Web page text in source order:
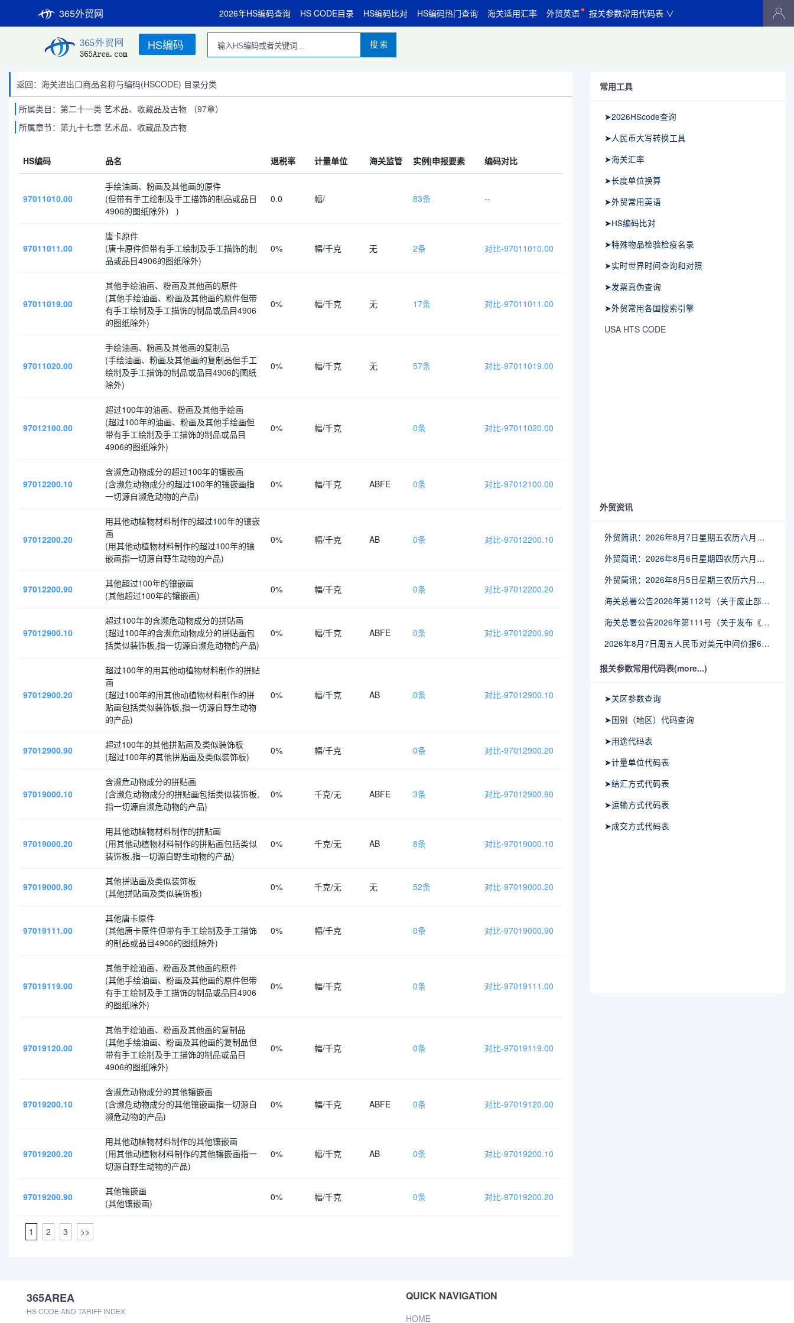
365外贸网 2026年HS编码查询 HS CODE目录 HS编码比对 HS编码热门查询 海关适用汇率 外贸英语 报关参数常用代码表 ∨
HS编码 搜 索
返回：海关进出口商品名称与编码(HSCODE) 目录分类
所属类目：第二十一类 艺术品、收藏品及古物 （97章）
所属章节：第九十七章 艺术品、收藏品及古物
HS编码 品名 退税率 计量单位 海关监管 实例|申报要素 编码对比
97011010.00
手绘油画、粉画及其他画的原件
(但带有手工绘制及手工描饰的制品或品目
4906的图纸除外） )
0.0 幅/ 83条 --
97011011.00
唐卡原件
(唐卡原件但带有手工绘制及手工描饰的制
品或品目4906的图纸除外)
0% 幅/千克 无 2条 对比-97011010.00
97011019.00
其他手绘油画、粉画及其他画的原件
(其他手绘油画、粉画及其他画的原件但带
有手工绘制及手工描饰的制品或品目4906
的图纸除外)
0% 幅/千克 无 17条 对比-97011011.00
97011020.00
手绘油画、粉画及其他画的复制品
(手绘油画、粉画及其他画的复制品但手工
绘制及手工描饰的制品或品目4906的图纸
除外)
0% 幅/千克 无 57条 对比-97011019.00
97012100.00
超过100年的油画、粉画及其他手绘画
(超过100年的油画、粉画及其他手绘画但
带有手工绘制及手工描饰的制品或品目
4906的图纸除外)
0% 幅/千克 0条 对比-97011020.00
97012200.10
含濒危动物成分的超过100年的镶嵌画
(含濒危动物成分的超过100年的镶嵌画指
一切源自濒危动物的产品)
0% 幅/千克 ABFE 0条 对比-97012100.00
97012200.20
用其他动植物材料制作的超过100年的镶嵌
画
(用其他动植物材料制作的超过100年的镶
嵌画指一切源自野生动物的产品)
0% 幅/千克 AB 0条 对比-97012200.10
97012200.90
其他超过100年的镶嵌画
(其他超过100年的镶嵌画)
0% 幅/千克 0条 对比-97012200.20
97012900.10
超过100年的含濒危动物成分的拼贴画
(超过100年的含濒危动物成分的拼贴画包
括类似装饰板,指一切源自濒危动物的产品)
0% 幅/千克 ABFE 0条 对比-97012200.90
97012900.20
超过100年的用其他动植物材料制作的拼贴
画
(超过100年的用其他动植物材料制作的拼
贴画包括类似装饰板,指一切源自野生动物
的产品)
0% 幅/千克 AB 0条 对比-97012900.10
97012900.90
超过100年的其他拼贴画及类似装饰板
(超过100年的其他拼贴画及类似装饰板)
0% 幅/千克 0条 对比-97012900.20
97019000.10
含濒危动物成分的拼贴画
(含濒危动物成分的拼贴画包括类似装饰板,
指一切源自濒危动物的产品)
0% 千克/无 ABFE 3条 对比-97012900.90
97019000.20
用其他动植物材料制作的拼贴画
(用其他动植物材料制作的拼贴画包括类似
装饰板,指一切源自野生动物的产品)
0% 千克/无 AB 8条 对比-97019000.10
97019000.90
其他拼贴画及类似装饰板
(其他拼贴画及类似装饰板)
0% 千克/无 无 52条 对比-97019000.20
97019111.00
其他唐卡原件
(其他唐卡原件但带有手工绘制及手工描饰
的制品或品目4906的图纸除外)
0% 幅/千克 0条 对比-97019000.90
97019119.00
其他手绘油画、粉画及其他画的原件
(其他手绘油画、粉画及其他画的原件但带
有手工绘制及手工描饰的制品或品目4906
的图纸除外)
0% 幅/千克 0条 对比-97019111.00
97019120.00
其他手绘油画、粉画及其他画的复制品
(其他手绘油画、粉画及其他画的复制品但
带有手工绘制及手工描饰的制品或品目
4906的图纸除外)
0% 幅/千克 0条 对比-97019119.00
97019200.10
含濒危动物成分的其他镶嵌画
(含濒危动物成分的其他镶嵌画指一切源自
濒危动物的产品)
0% 幅/千克 ABFE 0条 对比-97019120.00
97019200.20
用其他动植物材料制作的其他镶嵌画
(用其他动植物材料制作的其他镶嵌画指一
切源自野生动物的产品)
0% 幅/千克 AB 0条 对比-97019200.10
97019200.90
其他镶嵌画
(其他镶嵌画)
0% 幅/千克 0条 对比-97019200.20
1 2 3 >>
常用工具
➤2026HScode查询
➤人民币大写转换工具
➤海关汇率
➤长度单位换算
➤外贸常用英语
➤HS编码比对
➤特殊物品检验检疫名录
➤实时世界时间查询和对照
➤发票真伪查询
➤外贸常用各国搜索引擎
USA HTS CODE
外贸资讯
外贸简讯：2026年8月7日星期五农历六月廿五
外贸简讯：2026年8月6日星期四农历六月廿四
外贸简讯：2026年8月5日星期三农历六月廿三
海关总署公告2026年第112号（关于废止部分卫生检疫类规范性文件的公告）
海关总署公告2026年第111号（关于发布《进出境动植物检疫处理监督管理工作规定》《进出境卫生处理监督管理工作规定》的公告）
2026年8月7日周五人民币对美元中间价报6.7904调贬9个基点
报关参数常用代码表(more...)
➤关区参数查询
➤国别（地区）代码查询
➤用途代码表
➤计量单位代码表
➤结汇方式代码表
➤运输方式代码表
➤成交方式代码表
365AREA
HS CODE AND TARIFF INDEX
QUICK NAVIGATION
HOME